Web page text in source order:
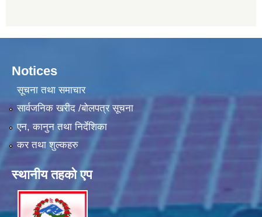
Notices
सूचना तथा समाचार
सार्वजनिक खरीद /बोलपत्र सूचना
एन, कानुन तथा निर्देशिका
कर तथा शुल्कहरु
स्थानीय तहको एप